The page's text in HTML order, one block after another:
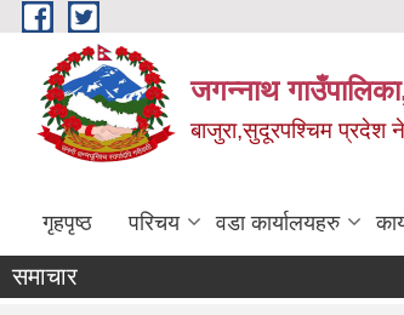
Skip to main content
जगन्नाथ
बाजुरा,सुदूरपश्चिम प्रदेश
गृहपृष्ठ परिचय वडा कार्यालयहरु
समाचार